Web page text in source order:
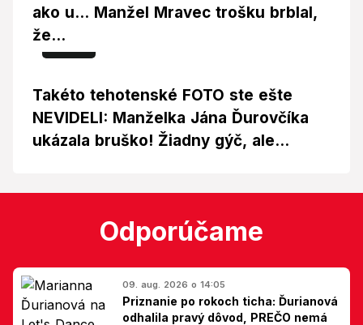
ako u... Manžel Mravec trošku brblal,
že...
Foto
Takéto tehotenské FOTO ste ešte
NEVIDELI: Manželka Jána Ďurovčíka
ukázala bruško! Žiadny gýč, ale...
Odporúčame
09. aug. 2026 o 14:05
Priznanie po rokoch ticha: Ďurianová
odhalila pravý dôvod, PREČO nemá